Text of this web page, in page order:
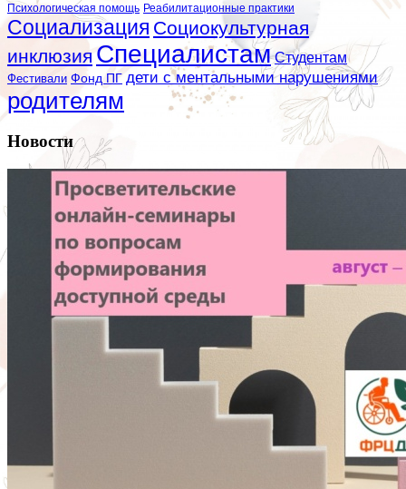
Психологическая помощь Реабилитационные практики
Социализация Социокультурная
инклюзия Специалистам Студентам
Фестивали Фонд ПГ дети с ментальными нарушениями
родителям
Новости